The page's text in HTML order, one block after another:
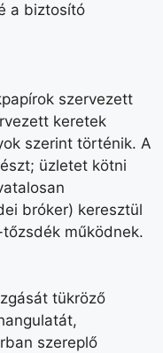
a biztosító
szervezett
keretek
szerint történik. A
üzletet kötni
bróker) keresztül
működnek.
tükröző
szereplő